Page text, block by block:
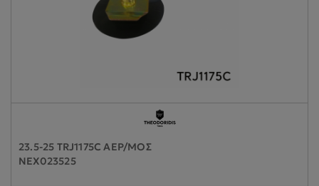
23.5-25 TRJ1175C ΑΕΡ/ΜΟΣ
NEX023525